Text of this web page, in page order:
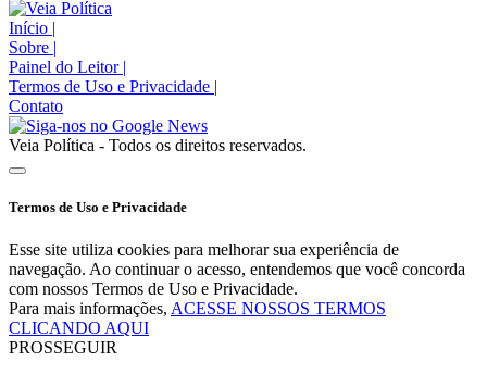
Início |
Sobre |
Painel do Leitor |
Termos de Uso e Privacidade |
Contato
Veia Política - Todos os direitos reservados.
Termos de Uso e Privacidade
Esse site utiliza cookies para melhorar sua experiência de
navegação. Ao continuar o acesso, entendemos que você concorda
com nossos Termos de Uso e Privacidade.
Para mais informações, ACESSE NOSSOS TERMOS
CLICANDO AQUI
PROSSEGUIR